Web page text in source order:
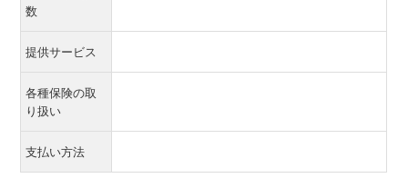
数
提供サービス
各種保険の取
り扱い
支払い方法